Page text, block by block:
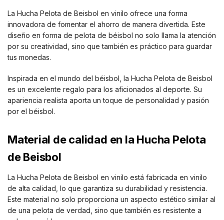
La Hucha Pelota de Beisbol en vinilo ofrece una forma
innovadora de fomentar el ahorro de manera divertida. Este
diseño en forma de pelota de béisbol no solo llama la atención
por su creatividad, sino que también es práctico para guardar
tus monedas.
Inspirada en el mundo del béisbol, la Hucha Pelota de Beisbol
es un excelente regalo para los aficionados al deporte. Su
apariencia realista aporta un toque de personalidad y pasión
por el béisbol.
Material de calidad en la Hucha Pelota
de Beisbol
La Hucha Pelota de Beisbol en vinilo está fabricada en vinilo
de alta calidad, lo que garantiza su durabilidad y resistencia.
Este material no solo proporciona un aspecto estético similar al
de una pelota de verdad, sino que también es resistente a